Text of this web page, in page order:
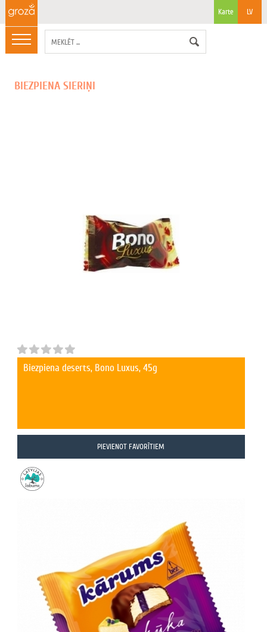
LV
Karte
BIEZPIENA SIERIŅI
Biezpiena deserts, Bono Luxus, 45g
PIEVIENOT FAVORĪTIEM